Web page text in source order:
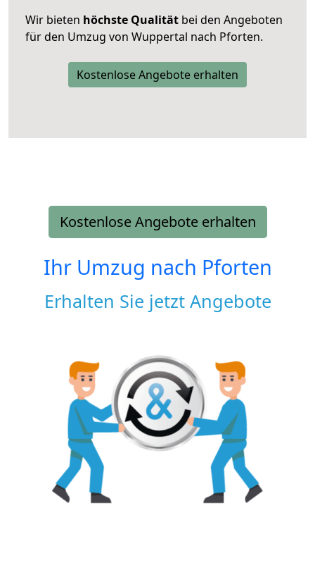
Wir bieten höchste Qualität bei den Angeboten
für den Umzug von Wuppertal nach Pforten.
Kostenlose Angebote erhalten
Kostenlose Angebote erhalten
Ihr Umzug nach Pforten
Erhalten Sie jetzt Angebote